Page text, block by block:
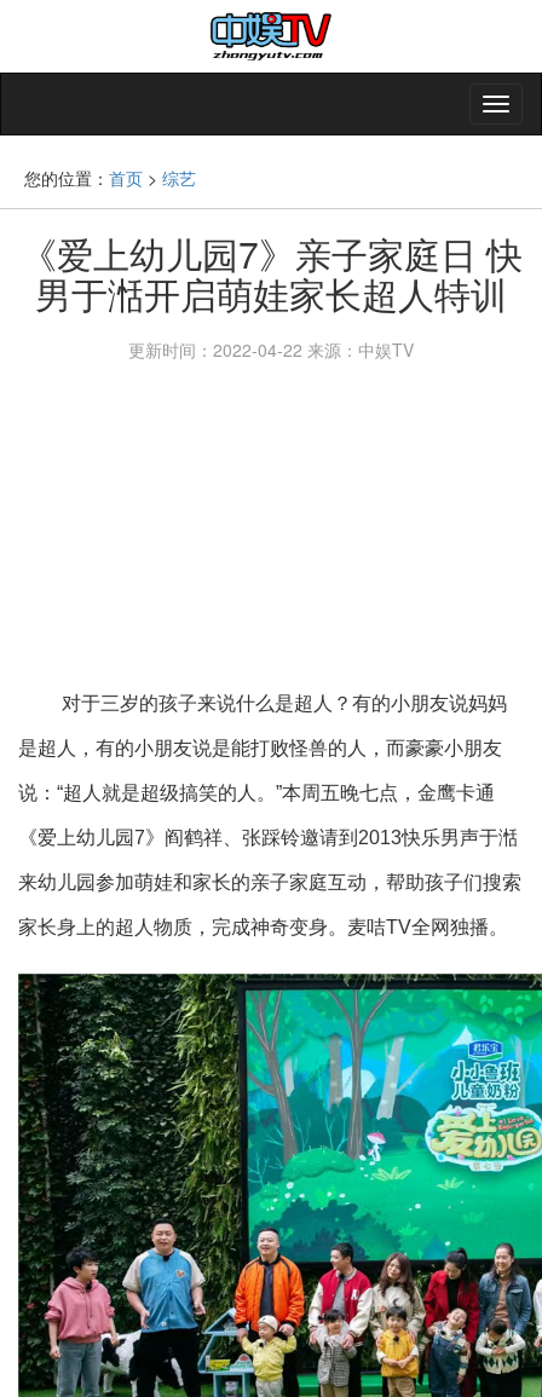
您的位置： 首页 > 综艺
《爱上幼儿园7》亲子家庭日 快
男于湉开启萌娃家长超人特训
更新时间：2022-04-22 来源：中娱TV
对于三岁的孩子来说什么是超人？有的小朋友说妈妈
是超人，有的小朋友说是能打败怪兽的人，而豪豪小朋友
说：“超人就是超级搞笑的人。”本周五晚七点，金鹰卡通
《爱上幼儿园7》阎鹤祥、张踩铃邀请到2013快乐男声于湉
来幼儿园参加萌娃和家长的亲子家庭互动，帮助孩子们搜索
家长身上的超人物质，完成神奇变身。麦咭TV全网独播。